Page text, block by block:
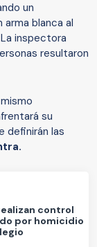
un
blanca al
inspectora
resultaron
su
definirán las
control
por homicidio